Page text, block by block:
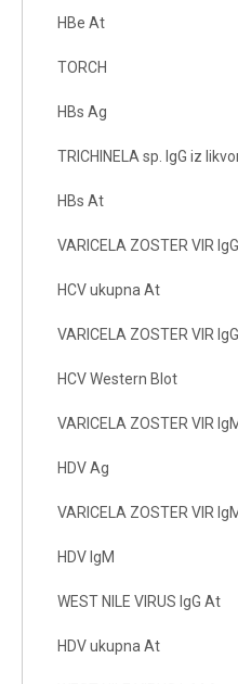
HBe At
TORCH
HBs Ag
TRICHINELA sp. IgG iz
HBs At
VARICELA ZOSTER VIR
HCV ukupna At
VARICELA ZOSTER VIR
HCV Western Blot
VARICELA ZOSTER VIR
HDV Ag
VARICELA ZOSTER VIR
HDV IgM
WEST NILE VIRUS IgG At
HDV ukupna At